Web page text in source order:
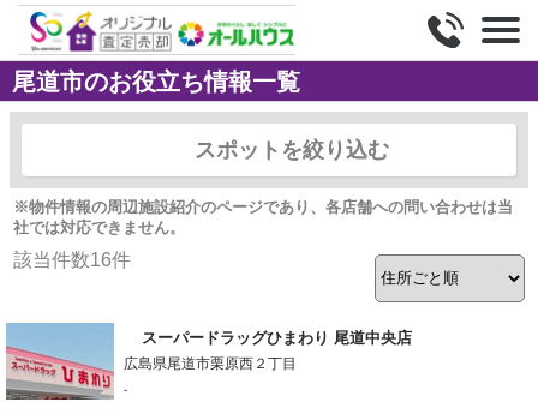
尾道市のお役立ち情報一覧
スポットを絞り込む
※物件情報の周辺施設紹介のページであり、各店舗への問い合わせは当
社では対応できません。
該当件数16件
スーパードラッグひまわり 尾道中央店
広島県尾道市栗原西２丁目
-